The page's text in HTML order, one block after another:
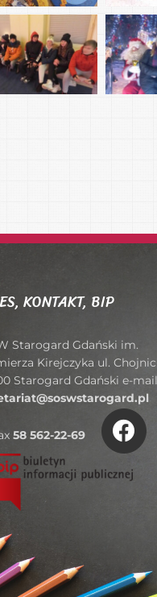
KONTAKT, BIP
Starogard Gdański im.
Kirejczyka ul.
Starogard Gdański e-
58 562-22-69